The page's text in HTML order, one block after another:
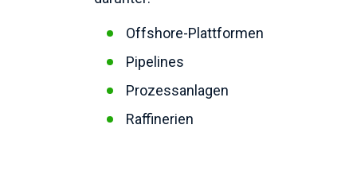
Offshore-Plattformen
Pipelines
Prozessanlagen
Raffinerien